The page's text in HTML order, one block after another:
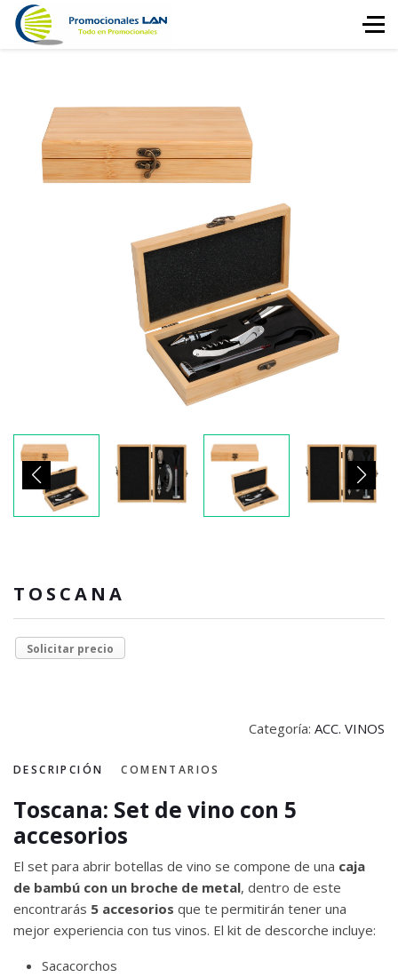
TOSCANA
Solicitar precio
Categoría: ACC. VINOS
DESCRIPCIÓN COMENTARIOS
Toscana: Set de vino con 5
accesorios
El set para abrir botellas de vino se compone de una caja
de bambú con un broche de metal, dentro de este
encontrarás 5 accesorios que te permitirán tener una
mejor experiencia con tus vinos. El kit de descorche incluye:
Sacacorchos